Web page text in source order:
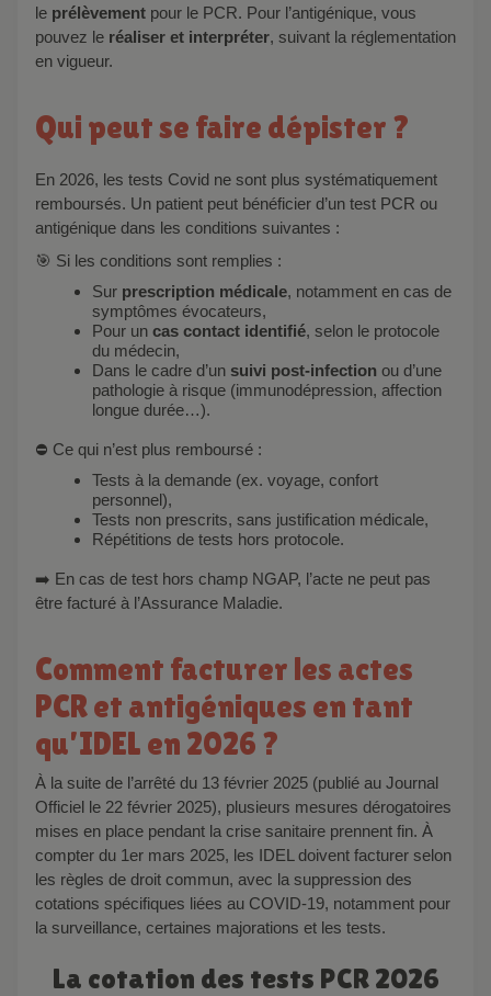
le prélèvement pour le PCR. Pour l’antigénique, vous
pouvez le réaliser et interpréter, suivant la réglementation
en vigueur.
Qui peut se faire dépister ?
En 2026, les tests Covid ne sont plus systématiquement
remboursés. Un patient peut bénéficier d’un test PCR ou
antigénique dans les conditions suivantes :
🎯 Si les conditions sont remplies :
Sur prescription médicale, notamment en cas de
symptômes évocateurs,
Pour un cas contact identifié, selon le protocole
du médecin,
Dans le cadre d’un suivi post-infection ou d’une
pathologie à risque (immunodépression, affection
longue durée…).
⛔ Ce qui n’est plus remboursé :
Tests à la demande (ex. voyage, confort
personnel),
Tests non prescrits, sans justification médicale,
Répétitions de tests hors protocole.
➡️ En cas de test hors champ NGAP, l’acte ne peut pas
être facturé à l’Assurance Maladie.
Comment facturer les actes
PCR et antigéniques en tant
qu’IDEL en 2026 ?
À la suite de l’arrêté du 13 février 2025 (publié au Journal
Officiel le 22 février 2025), plusieurs mesures dérogatoires
mises en place pendant la crise sanitaire prennent fin. À
compter du 1er mars 2025, les IDEL doivent facturer selon
les règles de droit commun, avec la suppression des
cotations spécifiques liées au COVID-19, notamment pour
la surveillance, certaines majorations et les tests.
La cotation des tests PCR 2026